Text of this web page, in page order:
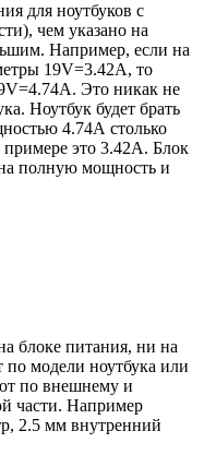
для ноутбуков с
чем указано на
Например, если на
19V=3.42A, то
Это никак не
Ноутбук будет брать
4.74А столько
это 3.42А. Блок
полную мощность и
блоке питания, ни на
модели ноутбука или
по внешнему и
части. Например
2.5 мм внутренний